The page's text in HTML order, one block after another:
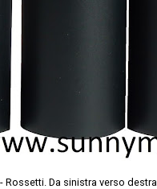
- Rossetti. Da sinistra verso